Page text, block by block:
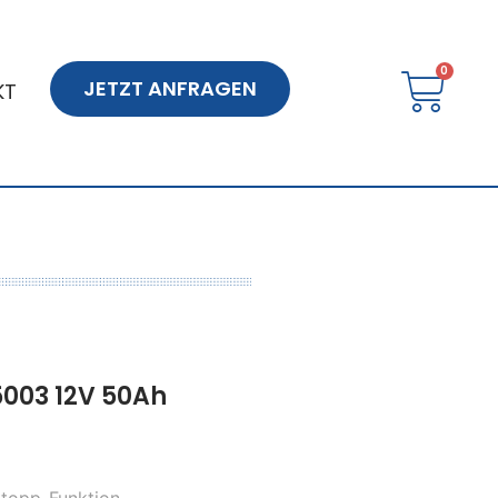
JETZT ANFRAGEN
12V 50Ah